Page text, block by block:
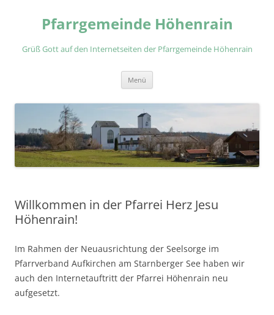
springenPfarrgemeinde Höhenrain
Grüß Gott auf den Internetseiten der Pfarrgemeinde Höhenrain
Menü
Willkommen in der Pfarrei Herz Jesu
Höhenrain!
Im Rahmen der Neuausrichtung der Seelsorge im
Pfarrverband Aufkirchen am Starnberger See haben wir
auch den Internetauftritt der Pfarrei Höhenrain neu
aufgesetzt.